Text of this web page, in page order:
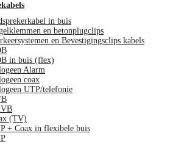
in buis
en betonplugclips
en Bevestigingsclips kabels
in buis (flex)
Alarm
coax
UTP/telefonie
(TV)
+ Coax in flexibele buis